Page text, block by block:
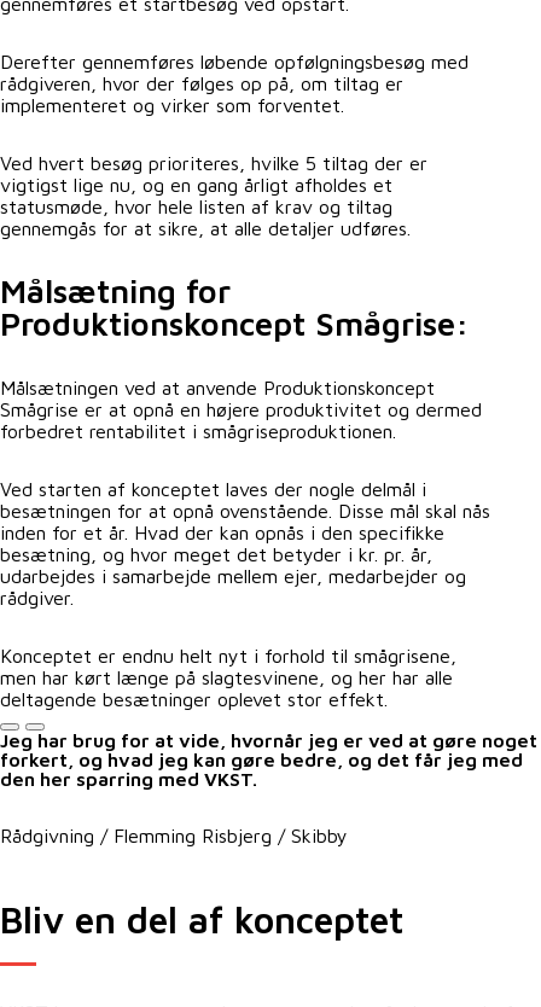
Derefter gennemføres løbende opfølgningsbesøg med
rådgiveren, hvor der følges op på, om tiltag er
implementeret og virker som forventet.
Ved hvert besøg prioriteres, hvilke 5 tiltag der er
vigtigst lige nu, og en gang årligt afholdes et
statusmøde, hvor hele listen af krav og tiltag
gennemgås for at sikre, at alle detaljer udføres.
Målsætning for
Produktionskoncept Smågrise:
Målsætningen ved at anvende Produktionskoncept
Smågrise er at opnå en højere produktivitet og dermed
forbedret rentabilitet i smågriseproduktionen.
Ved starten af konceptet laves der nogle delmål i
besætningen for at opnå ovenstående. Disse mål skal nås
inden for et år. Hvad der kan opnås i den specifikke
besætning, og hvor meget det betyder i kr. pr. år,
udarbejdes i samarbejde mellem ejer, medarbejder og
rådgiver.
Konceptet er endnu helt nyt i forhold til smågrisene,
men har kørt længe på slagtesvinene, og her har alle
deltagende besætninger oplevet stor effekt.
Jeg har brug for at vide, hvornår jeg er ved at gøre noget
forkert, og hvad jeg kan gøre bedre, og det får jeg med
den her sparring med VKST.
Rådgivning / Flemming Risbjerg / Skibby
Bliv en del af konceptet